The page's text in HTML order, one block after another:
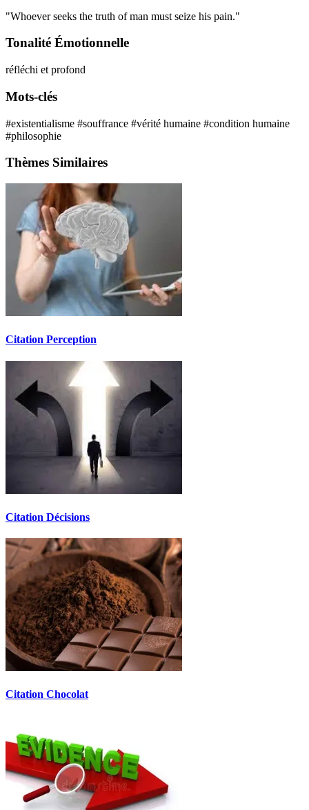
"Whoever seeks the truth of man must seize his pain."
Tonalité Émotionnelle
réfléchi et profond
Mots-clés
#existentialisme #souffrance #vérité humaine #condition humaine
#philosophie
Thèmes Similaires
Citation Perception
Citation Décisions
Citation Chocolat